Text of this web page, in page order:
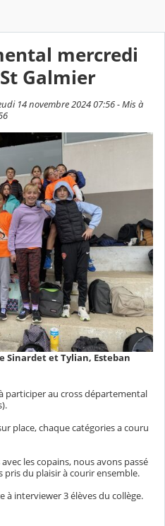
mercredi
Galmier
14 novembre 2024 07:56 - Mis à
Sinardet et Tylian, Esteban
participer au cross départemental
place, chaque catégories a couru
les copains, nous avons passé
du plaisir à courir ensemble.
à interviewer 3 élèves du collège.